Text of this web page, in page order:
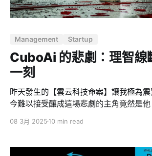
Management Startup
CuboAi 的悲劇：理智線
一刻
昨天發生的【雲云科技命案】讓我極為
今難以接受釀成這場悲劇的主角竟然是他
卻無情地提醒我們：當情緒失控到極端，
環境，成功率非常低。在台灣創辦人有
08 3月 2025 10 min read